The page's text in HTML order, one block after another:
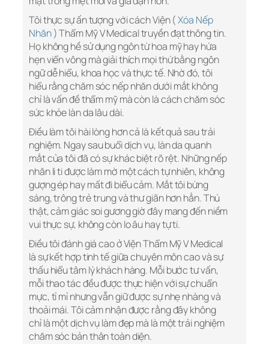
Tôi thực sự ấn tượng với cách Viện (Xóa Nếp
Nhăn) Thẩm Mỹ V Medical truyền đạt thông tin.
Họ không hề sử dụng ngôn từ hoa mỹ hay hứa
hẹn viển vông mà giải thích mọi thứ bằng ngôn
ngữ dễ hiểu, khoa học và thực tế. Nhờ đó, tôi
hiểu rằng chăm sóc nếp nhăn dưới mắt không
chỉ là vấn đề thẩm mỹ mà còn là cách chăm sóc
sức khỏe làn da lâu dài.
Điều làm tôi hài lòng hơn cả là kết quả sau trải
nghiệm. Ngay sau buổi dịch vụ, làn da quanh
mắt của tôi đã có sự khác biệt rõ rệt. Những nếp
nhăn li ti được làm mờ một cách tự nhiên, không
gượng ép hay mất đi biểu cảm. Mắt tôi bừng
sáng, trông trẻ trung và thư giãn hơn hẳn. Thú
thật, cảm giác soi gương giờ đây mang đến niềm
vui thực sự, không còn lo âu hay tự ti.
Điều tôi đánh giá cao ở Viện Thẩm Mỹ V Medical
là sự kết hợp tinh tế giữa chuyên môn cao và sự
thấu hiểu tâm lý khách hàng. Mỗi bước tư vấn,
mỗi thao tác đều được thực hiện với sự chuẩn
mực, tỉ mỉ nhưng vẫn giữ được sự nhẹ nhàng và
thoải mái. Tôi cảm nhận được rằng đây không
chỉ là một dịch vụ làm đẹp mà là một trải nghiệm
chăm sóc bản thân toàn diện.